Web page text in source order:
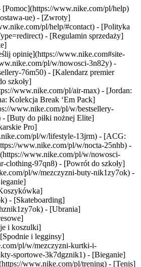
www.nike.com/pl/help)
ue) - [Zwroty]
pl/help/#contact) - [Polityka
- [Regulamin sprzedaży]
opinię](https://www.nike.com#site-
pl/w/nowosci-3n82y) -
76m50) - [Kalendarz premier
szkoły]
www.nike.com/pl/air-max) - [Jordan:
Kolekcja Break ‘Em Pack]
www.nike.com/pl/w/bestsellery-
[Buty do piłki nożnej Elite]
Pro]
pl/w/lifestyle-13jrm) - [ACG:
www.nike.com/pl/w/nocta-25nhb) -
www.nike.com/pl/w/nowosci-
clothing-97qn8) - [Powrót do szkoły]
pl/w/mezczyzni-buty-nik1zy7ok) -
- [Skateboarding]
- [Ubrania]
i koszulki]
i legginsy]
pl/w/mezczyzni-kurtki-i-
sportowe-3k7dgznik1) - [Bieganie]
www.nike.com/pl/trening) - [Tenis]